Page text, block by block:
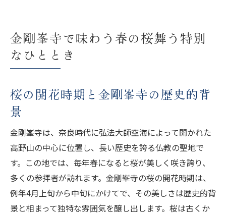
桜と共に味わう伝統的なごまとうふの魅力
夏の金剛峯寺で涼を感じる森林浴イベント
ン効果
涼を求めて！夏の金剛峯寺周辺の散策コー
ス
夏季限定！金剛峯寺の特別法要と涼の体験
森林浴と共に楽しむ地元の特産品
夏の訪問者を迎える金剛峯寺のホスピタリ
金剛峯寺で味わう春の桜舞う特別
なひととき
桜の開花時期と金剛峯寺の歴史的背
景
金剛峯寺は、奈良時代に弘法大師空海によって開かれた
高野山の中心に位置し、長い歴史を誇る仏教の聖地で
す。この地では、毎年春になると桜が美しく咲き誇り、
多くの参拝者が訪れます。金剛峯寺の桜の開花時期は、
例年4月上旬から中旬にかけてで、その美しさは歴史的背
景と相まって独特な雰囲気を醸し出します。桜は古くか